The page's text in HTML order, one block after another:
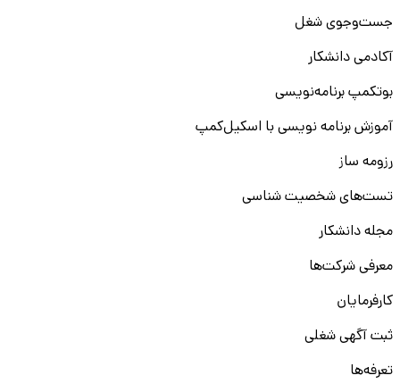
جست‌و‌جوی شغل
آکادمی دانشکار
بوتکمپ برنامه‌نویسی
آموزش برنامه نویسی با اسکیل‌کمپ
رزومه ساز
تست‌های شخصیت شناسی
مجله دانشکار
معرفی شرکت‌ها
کارفرمایان
ثبت آگهی شغلی
تعرفه‌ها